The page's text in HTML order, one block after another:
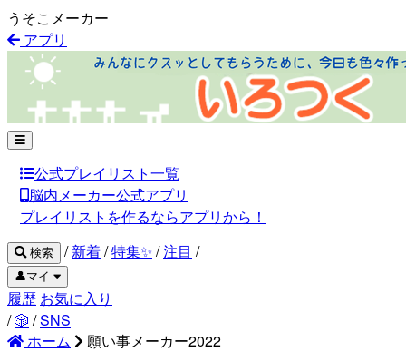
うそこメーカー
アプリ
公式プレイリスト一覧
脳内メーカー公式アプリ
プレイリストを作るならアプリから！
検索 / 新着/特集✨ /注目 /
👤マイ
履歴 お気に入り
/🎲 /SNS
ホーム
願い事メーカー2022